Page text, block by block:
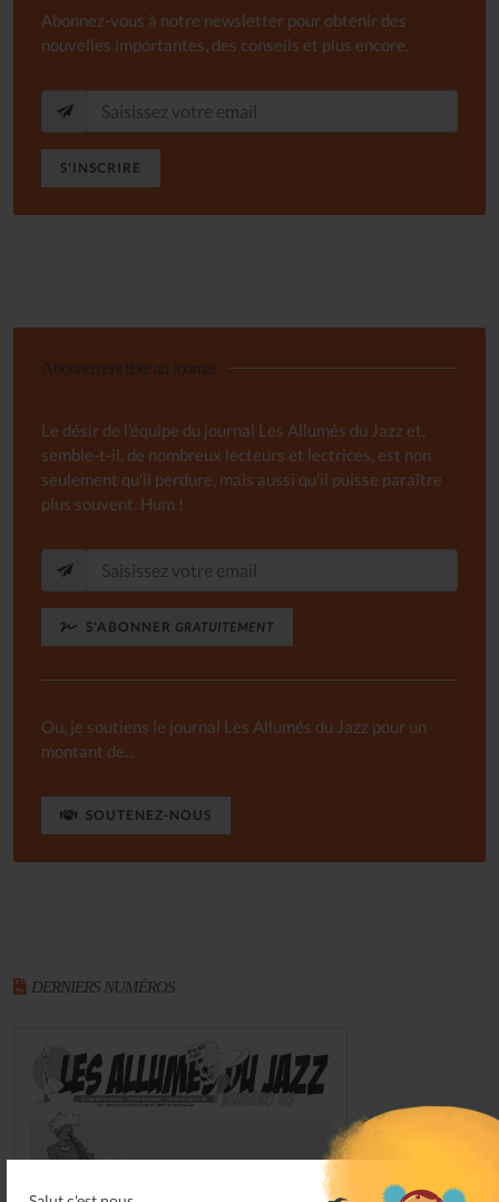
Abonnez-vous à notre newsletter pour obtenir des
nouvelles importantes, des conseils et plus encore.
S'INSCRIRE
Abonnement libre au Journal
Le désir de l'équipe du journal Les Allumés du Jazz et,
semble-t-il, de nombreux lecteurs et lectrices, est non
seulement qu'il perdure, mais aussi qu'il puisse paraître
plus souvent. Hum !
S'ABONNER GRATUITEMENT
Ou, je soutiens le journal Les Allumés du Jazz pour un
montant de...
SOUTENEZ-NOUS
DERNIERS NUMÉROS